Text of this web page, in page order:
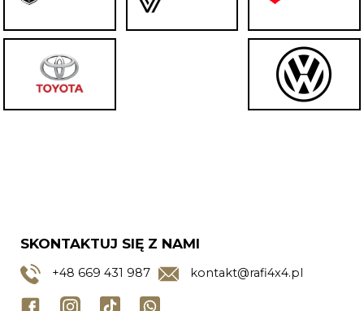
SKONTAKTUJ SIĘ Z NAMI
+48 669 431 987 kontakt@rafi4x4.pl